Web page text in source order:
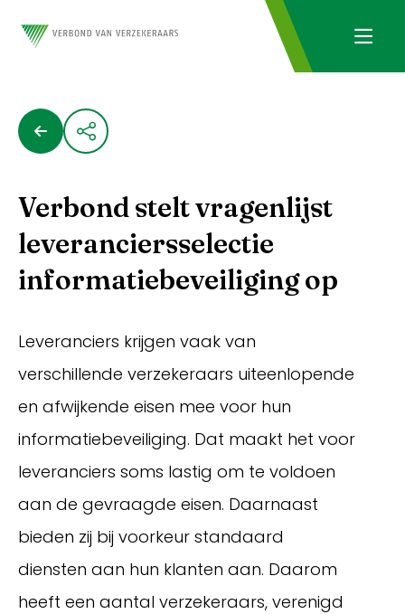
Verbond stelt vragenlijst
leveranciersselectie
informatiebeveiliging op
Leveranciers krijgen vaak van
verschillende verzekeraars uiteenlopende
en afwijkende eisen mee voor hun
informatiebeveiliging. Dat maakt het voor
leveranciers soms lastig om te voldoen
aan de gevraagde eisen. Daarnaast
bieden zij bij voorkeur standaard
diensten aan hun klanten aan. Daarom
heeft een aantal verzekeraars, verenigd